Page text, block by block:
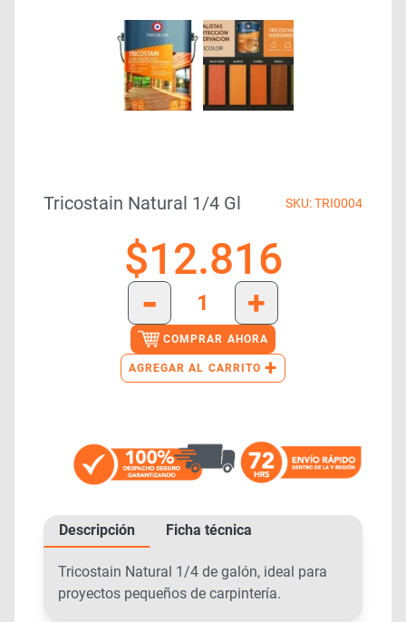
Tricostain Natural 1/4 Gl SKU: TRI0004
$12.816
-
+
COMPRAR AHORA
AGREGAR AL CARRITO +
Descripción Ficha técnica
Tricostain Natural 1/4 de galón, ideal para
proyectos pequeños de carpintería.